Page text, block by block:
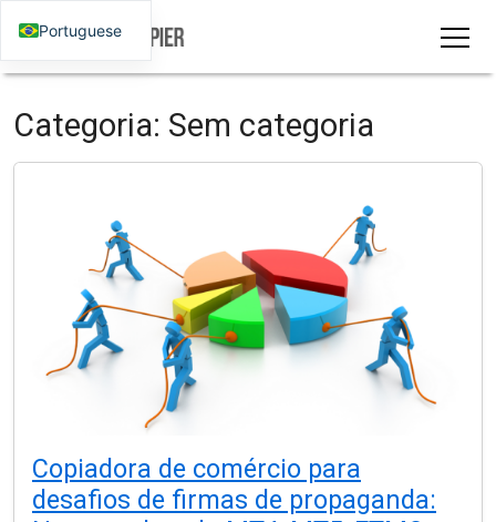
Categoria: Sem categoria
Copiadora de comércio para
desafios de firmas de propaganda:
Portuguese